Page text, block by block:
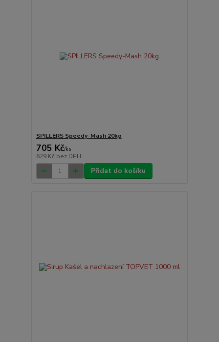
SPILLERS Speedy-Mash 20kg
705 Kč/ks
629 Kč bez DPH
Přidat do košíku